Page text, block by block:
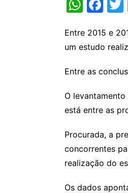
W
at
s
A
p
F
c
e
b
o
k
Entre 2015 e
um estudo
Entre as
O
está entre as
Procurada, a
concorrentes
realização do
Os dados